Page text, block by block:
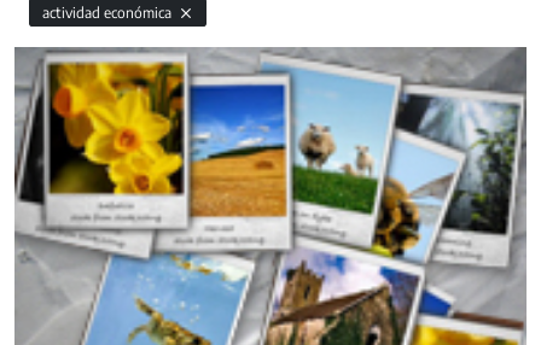
actividad económica